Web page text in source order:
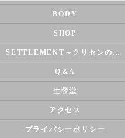
BODY
SHOP
SETTLEMENT～クリセンのズバリ解決シリーズ～
Q＆A
生径堂
アクセス
プライバシーポリシー